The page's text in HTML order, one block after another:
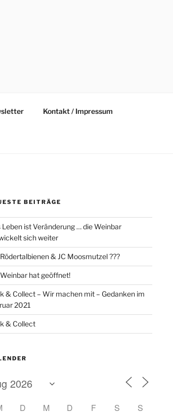
Kontakt / Impressum
BEITRÄGE
Leben ist Veränderung … die Weinbar
sich weiter
& JC Moosmutzel ???
hat geöffnet!
& Collect – Wir machen mit – Gedanken im
2021
& Collect
D M D F S
S